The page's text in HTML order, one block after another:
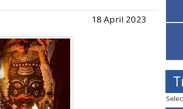
18 April 2023